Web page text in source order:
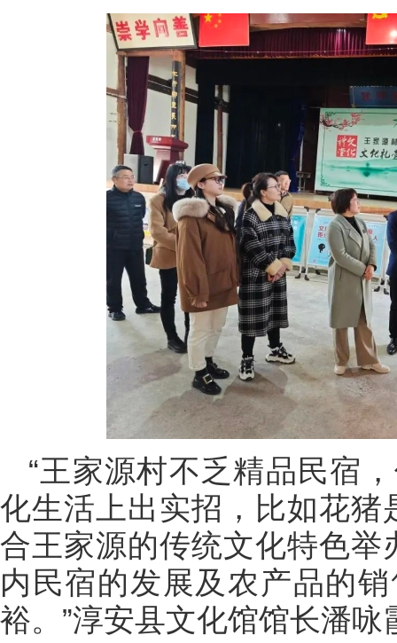
“王家源村不乏精品民宿
化生活上出实招，比如花猪
合王家源的传统文化特色举
内民宿的发展及农产品的
裕。”淳安县文化馆馆长潘